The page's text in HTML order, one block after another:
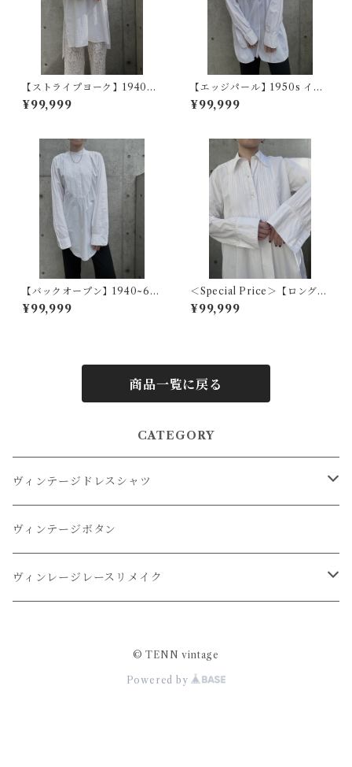
【ストライプヨーク】1940~5
0s フランスヴィンテージドレ
スシャツ
¥99,999
【エッジパール】1950s イギ
リスヴィンテージドレスシャ
ツ
¥99,999
【バックオープン】1940~60
s アメリカヴィンテージドレス
シャツ
¥99,999
＜Special Price＞【ロングカ
ラーフレンチ】1920s フラン
スアンティークドレスシャツ
¥99,999
商品一覧に戻る
CATEGORY
ヴィンテージドレスシャツ
オーバーダイドレスシャツ
リメイクドレスシャツ
ヴィンテージボタン
ヴィンレージレースリメイク
© TENN vintage
Powered by